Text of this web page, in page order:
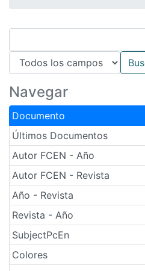
Navegar
Documento
Últimos Documentos
Autor FCEN - Año
Autor FCEN - Revista
Año - Revista
Revista - Año
SubjectPcEn
Colores